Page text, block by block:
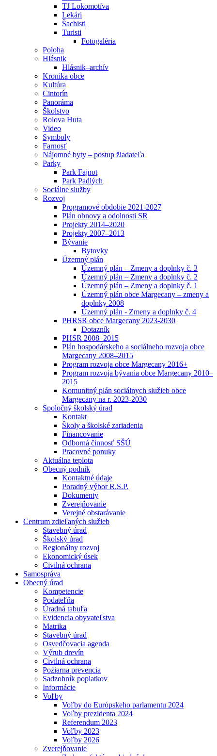
TJ Lokomotíva
Lekári
Šachisti
Turisti
Fotogaléria
Poloha
Hlásnik
Hlásnik–archív
Kronika obce
Kultúra
Cintorín
Panoráma
Školstvo
Rolova Huta
Video
Symboly
Farnosť
Nájomné byty – postup žiadateľa
Parky
Park Fajnot
Park Padlých
Sociálne služby
Rozvoj
Programové obdobie 2021-2027
Plán obnovy a odolnosti SR
Projekty 2014–2020
Projekty 2007–2013
Bývanie
Bytovky
Územný plán
Územný plán – Zmeny a doplnky č. 3
Územný plán – Zmeny a doplnky č. 2
Územný plán – Zmeny a doplnky č. 1
Územný plán obce Margecany – zmeny a
doplnky 2008
Územný plán - Zmeny a doplnky č. 4
PHRSR obce Margecany 2023-2030
Dotazník
PHSR 2008–2015
Plán hospodárskeho a sociálneho rozvoja obce
Margecany 2008–2015
Program rozvoja obce Margecany 2016+
Program rozvoja bývania obce Margecany 2010–
2015
Komunitný plán sociálnych služieb obce
Margecany na r. 2023-2030
Spoločný školský úrad
Kontakt
Školy a školské zariadenia
Financovanie
Odborná činnosť SŠÚ
Pracovné ponuky
Aktuálna teplota
Obecný podnik
Kontaktné údaje
Poradný výbor R.S.P.
Dokumenty
Zverejňovanie
Verejné obstarávanie
Centrum zdieľaných služieb
Stavebný úrad
Školský úrad
Regionálny rozvoj
Ekonomický úsek
Civilná ochrana
Samospráva
Obecný úrad
Kompetencie
Podateľňa
Úradná tabuľa
Evidencia obyvateľstva
Matrika
Stavebný úrad
Osvedčovacia agenda
Výrub drevín
Civilná ochrana
Požiarna prevencia
Sadzobník poplatkov
Informácie
Voľby
Voľby do Európskeho parlamentu 2024
Voľby prezidenta 2024
Referendum 2023
Voľby 2023
Voľby 2026
Zverejňovanie